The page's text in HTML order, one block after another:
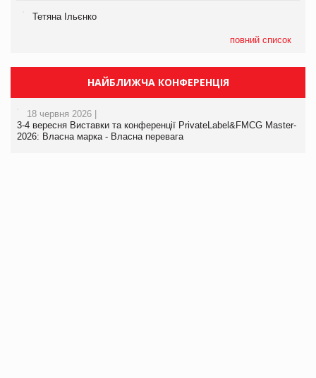
Тетяна Ільєнко
повний список
НАЙБЛИЖЧА КОНФЕРЕНЦІЯ
18 червня 2026 |
3-4 вересня Виставки та конференції PrivateLabel&FMCG Master-
2026: Власна марка - Власна перевага